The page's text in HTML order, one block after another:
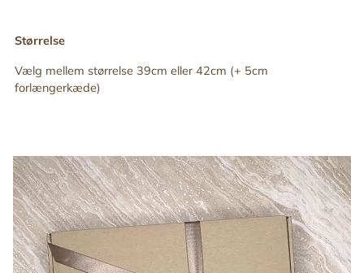
Størrelse
Vælg mellem størrelse 39cm eller 42cm (+ 5cm
forlængerkæde)